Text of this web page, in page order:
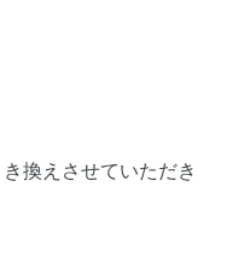
換えさせていただき